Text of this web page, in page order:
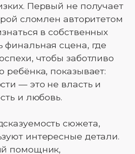
Первый не получает
сломлен авторитетом
в собственных
сцена, где
чтобы заботливо
ребёнка, показывает:
— это не власть и
и любовь.
сюжета,
интересные детали.
помощник,